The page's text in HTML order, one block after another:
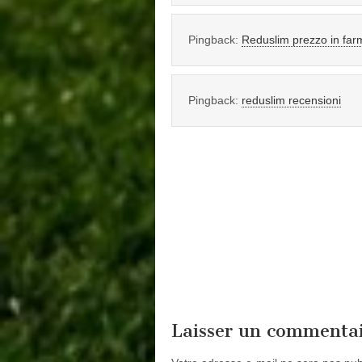
Pingback: Reduslim prezzo in
Pingback: reduslim recensioni
Laisser un